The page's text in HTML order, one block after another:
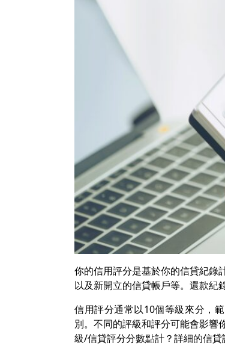
你的信用評分是基於你的信貸紀錄
以及新開立的信貸帳戶等。還款紀
信用評分通常以10個等級來分，
別。不同的評級和評分可能會影響
級/信貸評分分數點計？詳細的信貸